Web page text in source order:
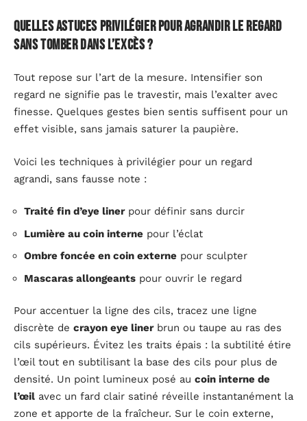
Quelles astuces privilégier pour agrandir le regard
sans tomber dans l’excès ?
Tout repose sur l’art de la mesure. Intensifier son
regard ne signifie pas le travestir, mais l’exalter avec
finesse. Quelques gestes bien sentis suffisent pour un
effet visible, sans jamais saturer la paupière.
Voici les techniques à privilégier pour un regard
agrandi, sans fausse note :
Traité fin d’eye linerpour définir sans durcir
Lumière au coin interne pour l’éclat
Ombre foncée en coin externe pour sculpter
Mascaras allongeants pour ouvrir le regard
Pour accentuer la ligne des cils, tracez une ligne
discrète de crayon eye linerbrun ou taupe au ras des
cils supérieurs. Évitez les traits épais : la subtilité étire
l’œil tout en subtilisant la base des cils pour plus de
densité. Un point lumineux posé au coin interne de
l’œil avec un fard clair satiné réveille instantanément la
zone et apporte de la fraîcheur. Sur le coin externe,